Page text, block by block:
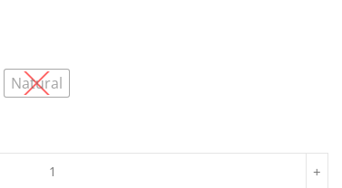
Natural